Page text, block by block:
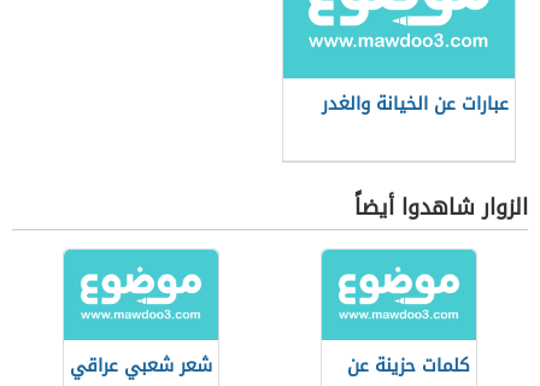
عبارات عن الخيانة والغدر
الزوار شاهدوا أيضاً
كلمات حزينة عن شعر شعبي عراقي